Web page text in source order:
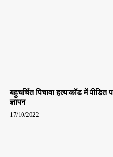
बहुचर्चित पिचावा हत्याकॉड में पीडित
ज्ञापन
17/10/2022